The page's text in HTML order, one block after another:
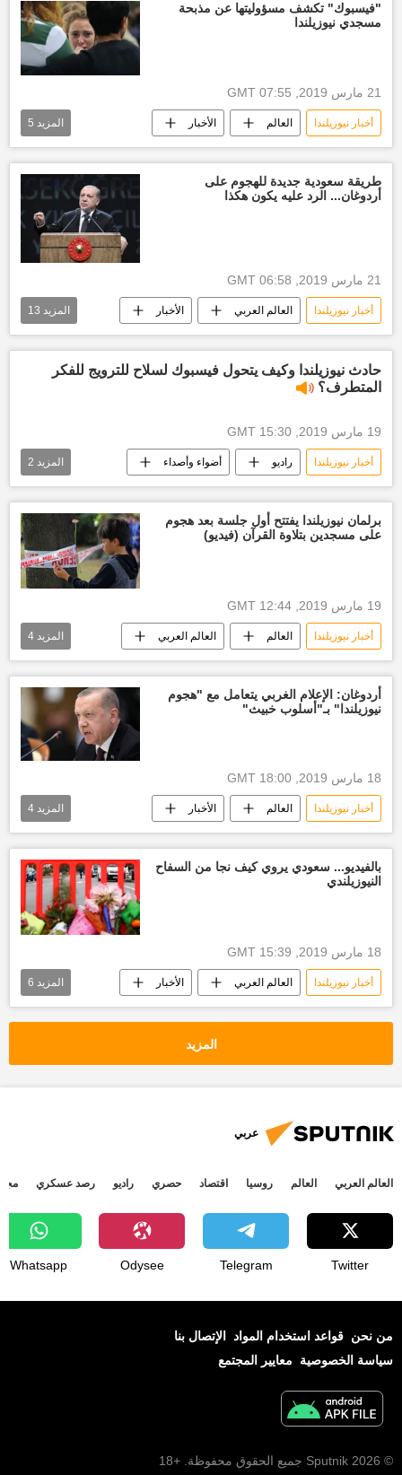
"فيسبوك" تكشف مسؤوليتها عن مذبحة
مسجدي نيوزيلندا
21 مارس 2019, 07:55 GMT
أخبار نيوزيلندا العالم الأخبار
نيوزيلندا مذبحة مجزرة
مذبحة المصلين فيسبوك
المزيد 5
طريقة سعودية جديدة للهجوم على
أردوغان... الرد عليه يكون هكذا
21 مارس 2019, 06:58 GMT
أخبار نيوزيلندا العالم العربي الأخبار
نيوزيلندا أخبار السعودية اليوم
الأمير السعودي عبد الرحمن بن سعود
الحكومة التركية
الأسرة الحاكمة في السعودية أخبار العالم الآن
العلاقات السعودية التركية أخبار تركيا اليوم
رجب طيب أردوغان
المزيد 13
حادث نيوزيلندا وكيف يتحول فيسبوك لسلاح للترويج للفكر
المتطرف؟
19 مارس 2019, 15:30 GMT
أخبار نيوزيلندا راديو أضواء وأصداء
نيوزيلندا الهجوم على مسجدين في نيوزيلندا
المزيد 2
برلمان نيوزيلندا يفتتح أول جلسة بعد هجوم
على مسجدين بتلاوة القرآن (فيديو)
19 مارس 2019, 12:44 GMT
أخبار نيوزيلندا العالم العالم العربي
الأخبار نيوزيلندا هجوم نيوزيلندا
الهجوم على مسجدين في نيوزيلندا
المزيد 4
أردوغان: الإعلام الغربي يتعامل مع "هجوم
نيوزيلندا" بـ"أسلوب خبيث"
18 مارس 2019, 18:00 GMT
أخبار نيوزيلندا العالم الأخبار
نيوزيلندا هجوم نيوزيلندا
أخبار تركيا اليوم رجب طيب أردوغان
المزيد 4
بالفيديو... سعودي يروي كيف نجا من السفاح
النيوزيلندي
18 مارس 2019, 15:39 GMT
أخبار نيوزيلندا العالم العربي الأخبار
نيوزيلندا أخبار السعودية اليوم
نيوزيلندا
عملية إرهابية الهجوم الإرهابي
المزيد 6
المزيد
عربي
العالم العربي العالم روسيا اقتصاد حصري راديو رصد عسكري
Twitter
Telegram
Odysee
Whatsapp
من نحن قواعد استخدام المواد
الإتصال بنا
سياسة الخصوصية
معايير المجتمع
© 2026 Sputnik جميع الحقوق محفوظة. +18